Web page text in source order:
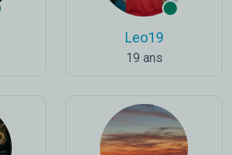
Leo19
19 ans